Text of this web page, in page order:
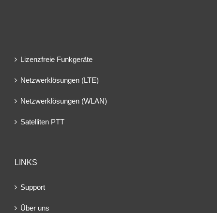
Lizenzfreie Funkgeräte
Netzwerklösungen (LTE)
Netzwerklösungen (WLAN)
Satelliten PTT
LINKS
Support
Über uns